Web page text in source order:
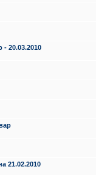
- 20.03.2010
21.02.2010